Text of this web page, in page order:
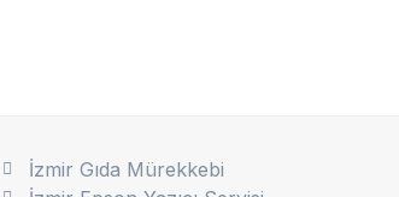
İzmir Gıda Mürekkebi